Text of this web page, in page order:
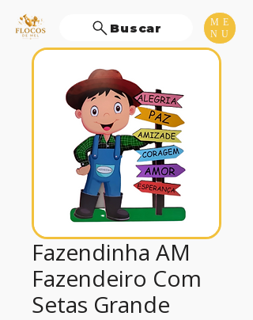
ME
NU
Buscar
Fazendinha AM
Fazendeiro Com
Setas Grande